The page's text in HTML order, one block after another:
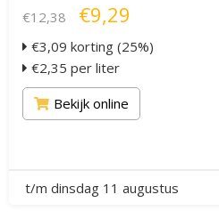
€12,38 €9,29
€3,09 korting (25%)
€2,35 per liter
Bekijk online
t/m dinsdag 11 augustus